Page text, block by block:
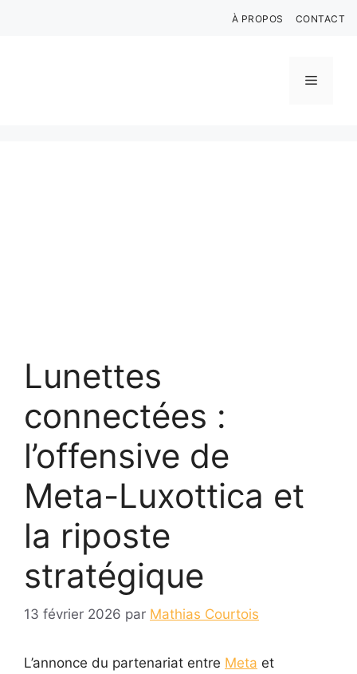
À PROPOS CONTACT
Menu
Lunettes
connectées :
l’offensive de
Meta-Luxottica et
la riposte
stratégique
13 février 2026 par Mathias Courtois
L’annonce du partenariat entre Meta et